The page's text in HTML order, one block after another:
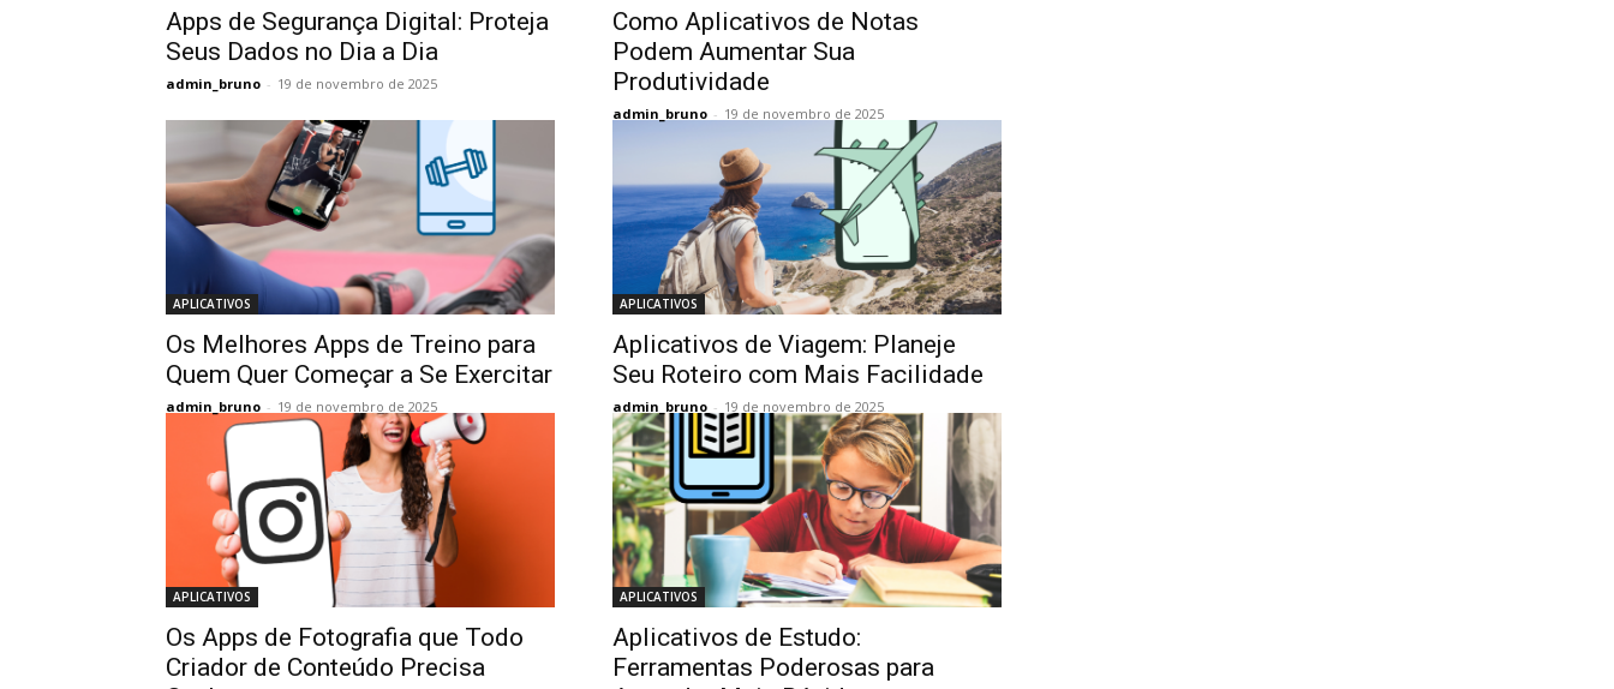
Apps de Segurança Digital: Proteja
Seus Dados no Dia a Dia
admin_bruno - 19 de novembro de 2025
Como Aplicativos de Notas
Podem Aumentar Sua
Produtividade
admin_bruno - 19 de novembro de 2025
APLICATIVOS
Os Melhores Apps de Treino para
Quem Quer Começar a Se Exercitar
admin_bruno - 19 de novembro de 2025
APLICATIVOS
Aplicativos de Viagem: Planeje
Seu Roteiro com Mais Facilidade
admin_bruno - 19 de novembro de 2025
APLICATIVOS
Os Apps de Fotografia que Todo
Criador de Conteúdo Precisa
APLICATIVOS
Aplicativos de Estudo:
Ferramentas Poderosas para